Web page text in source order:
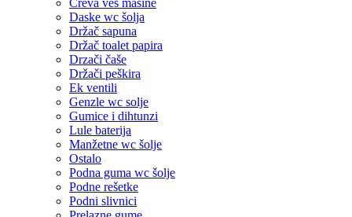
Creva veš mašine
Daske wc šolja
Držač sapuna
Držač toalet papira
Drzači čaše
Držači peškira
Ek ventili
Genzle wc solje
Gumice i dihtunzi
Lule baterija
Manžetne wc šolje
Ostalo
Podna guma wc šolje
Podne rešetke
Podni slivnici